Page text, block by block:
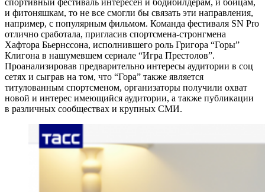
спортивный фестиваль интересен и бодибилдерам, и бойцам,
и фитоняшкам, то не все смогли бы связать эти направления,
например, с популярным фильмом. Команда фестиваля SN Pro
отлично сработала, пригласив спортсмена-стронгмена
Хафтора Бьернссона, исполнившего роль Григора “Горы”
Клигона в нашумевшем сериале “Игра Престолов”.
Проанализировав предварительно интересы аудитории в соц
сетях и сыграв на том, что “Гора” также является
титулованным спортсменом, организаторы получили охват
новой и интерес имеющийся аудитории, а также публикации
в различных сообществах и крупных СМИ.